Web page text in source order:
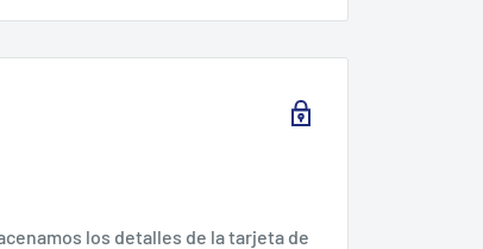
los detalles de la tarjeta de